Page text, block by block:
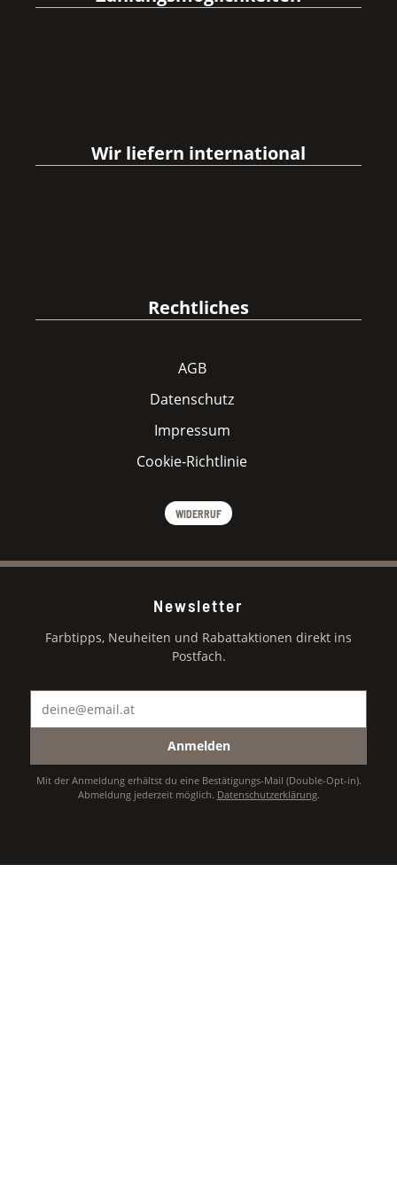
Wir liefern international
Rechtliches
AGB
Datenschutz
Impressum
Cookie-Richtlinie
WIDERRUF
Newsletter
Farbtipps, Neuheiten und Rabattaktionen direkt ins
Postfach.
Anmelden
Mit der Anmeldung erhältst du eine Bestätigungs-Mail (Double-Opt-in).
Abmeldung jederzeit möglich. Datenschutzerklärung.